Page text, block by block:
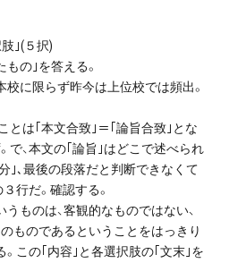
｣(５択)
もの｣を答える。
に限らず昨今は上位校では頻出。
とは｢本文合致｣＝｢論旨合致｣とな
で、本文の｢論旨｣はどこで述べられ
｣､最後の段落だと判断できなくて
行だ。確認する。
ものは、客観的なものではない、
ものであるということをはっきり
この｢内容｣と各選択肢の｢文末｣を